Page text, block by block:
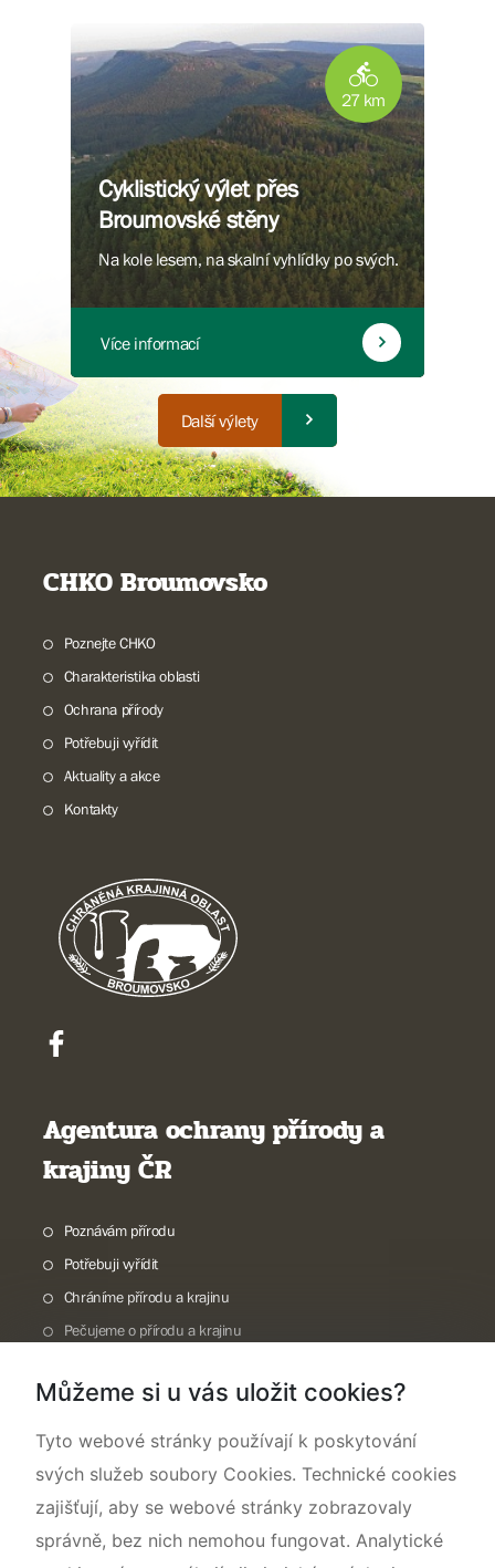
27 km
Cyklistický výlet přes
Broumovské stěny
Na kole lesem, na skalní vyhlídky po svých.
Více informací
Další výlety
CHKO Broumovsko
Poznejte CHKO
Charakteristika oblasti
Ochrana přírody
Potřebuji vyřídit
Aktuality a akce
Kontakty
Agentura ochrany přírody a
krajiny ČR
Poznávám přírodu
Potřebuji vyřídit
Chráníme přírodu a krajinu
Pečujeme o přírodu a krajinu
O nás
Můžeme si u vás uložit cookies?
Tyto webové stránky používají k poskytování
svých služeb soubory Cookies. Technické cookies
zajišťují, aby se webové stránky zobrazovaly
správně, bez nich nemohou fungovat. Analytické